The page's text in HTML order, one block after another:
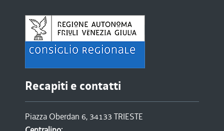
Recapiti e contatti
Piazza Oberdan 6, 34133 TRIESTE